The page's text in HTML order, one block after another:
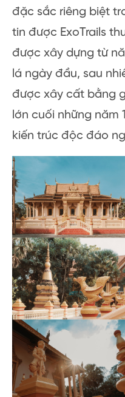
đặc sắc riêng biệt
tin được ExoTrails
được xây dựng từ
lá ngày đầu, sau
được xây cất bằng
lớn cuối những năm
kiến trúc độc đáo